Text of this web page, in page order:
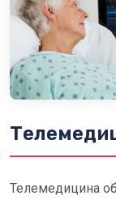
Телемедицина